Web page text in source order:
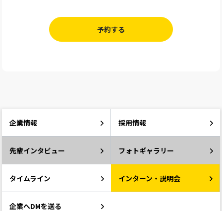
予約する
企業情報 採用情報
先輩インタビュー フォトギャラリー
タイムライン インターン・説明会
企業へDMを送る